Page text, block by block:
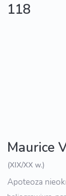
118
Maurice
(XIX/XX w.)
Apoteoza